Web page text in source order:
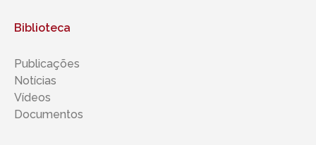
Biblioteca
Publicações
Notícias
Vídeos
Documentos